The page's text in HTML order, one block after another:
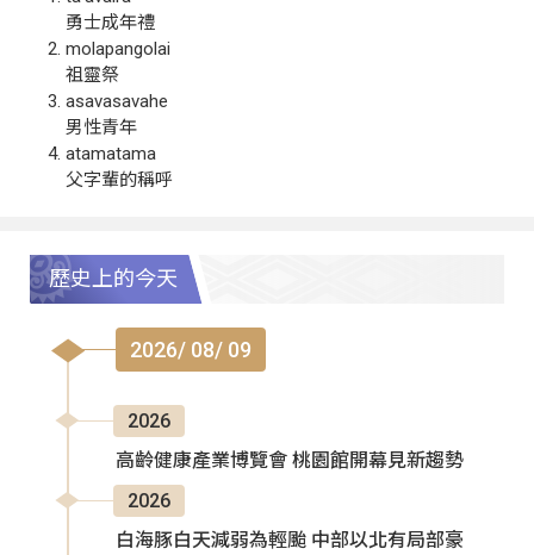
勇士成年禮
molapangolai
祖靈祭
asavasavahe
男性青年
atamatama
父字輩的稱呼
歷史上的今天
2026/ 08/ 09
2026
高齡健康產業博覽會 桃園館開幕見新趨勢
2026
白海豚白天減弱為輕颱 中部以北有局部豪